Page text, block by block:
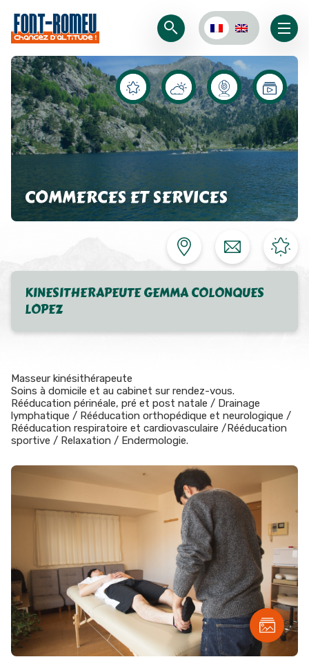
COMMERCES ET SERVICES
KINESITHERAPEUTE GEMMA COLONQUES
LOPEZ
Masseur kinésithérapeute
Soins à domicile et au cabinet sur rendez-vous.
Rééducation périnéale, pré et post natale / Drainage
lymphatique / Rééducation orthopédique et neurologique /
Rééducation respiratoire et cardiovasculaire /Rééducation
sportive / Relaxation / Endermologie.